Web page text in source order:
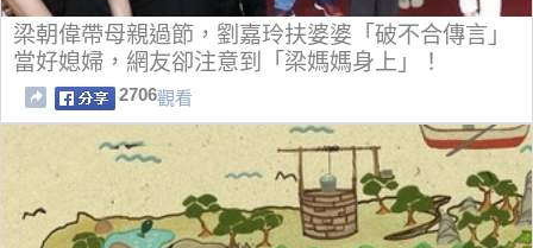
梁朝偉帶母親過節，劉嘉玲扶婆婆「破不合傳言」
當好媳婦，網友卻注意到「梁媽媽身上」！
2706觀看